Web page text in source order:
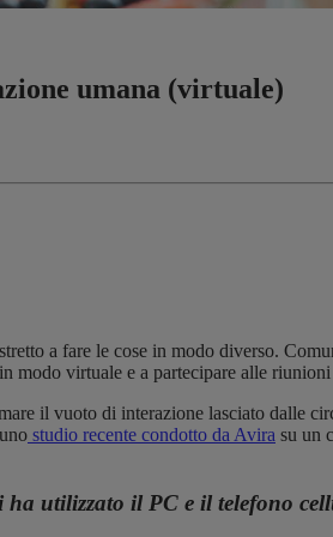
umana (virtuale)
a fare le cose in modo diverso.
virtuale e a partecipare alle
il vuoto di interazione lasciato dalle
studio recente condotto da Avira su un
utilizzato il PC e il telefono